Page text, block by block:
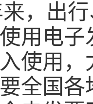
出行
用电
使用
全国